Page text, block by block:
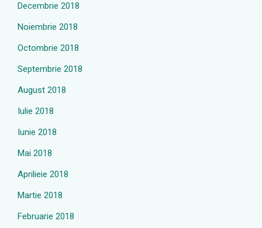
Decembrie 2018
Noiembrie 2018
Octombrie 2018
Septembrie 2018
August 2018
Iulie 2018
Iunie 2018
Mai 2018
Aprilieie 2018
Martie 2018
Februarie 2018